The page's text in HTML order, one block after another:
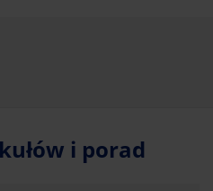
i porad